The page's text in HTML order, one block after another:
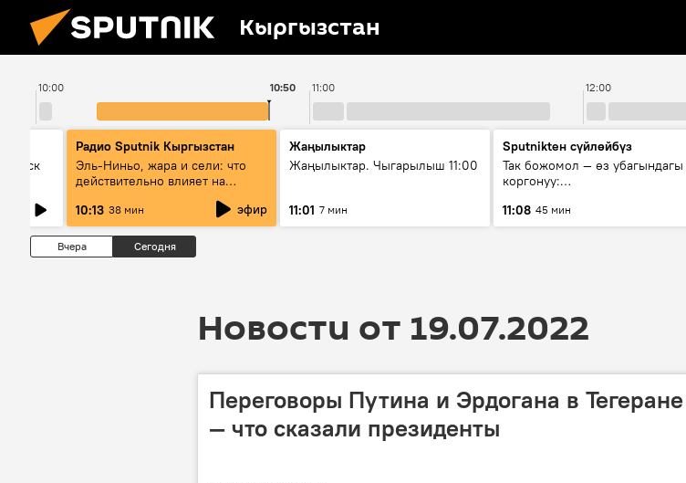
Кыргызстан
10:00 11:00 12:00
10:50
Радио Sputnik Кыргызстан
Эль-Ниньо, жара и сели: что
действительно влияет на
10:13 38 мин эфир
Жаңылыктар
Жаңылыктар. Чыгарылыш 11:00
11:01 7 мин
Sputnikteн сүйлөйбүз
Так божомол — өз убагындагы
коргонуу:
кантип өркүндөтүлүүдө
11:08 45 мин
Вчера Сегодня
Новости от 19.07.2022
Переговоры Путина и Эрдогана в Тегеране
— что сказали президенты